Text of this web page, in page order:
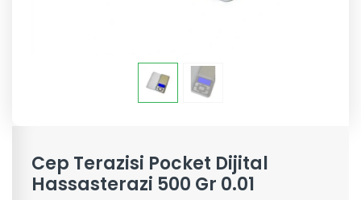
Cep Terazisi Pocket Dijital
Hassasterazi 500 Gr 0.01